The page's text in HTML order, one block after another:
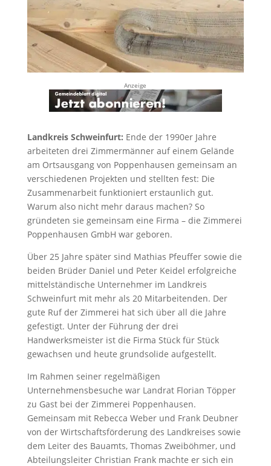
Anzeige
Landkreis Schweinfurt: Ende der 1990er Jahre
arbeiteten drei Zimmermänner auf einem Gelände
am Ortsausgang von Poppenhausen gemeinsam an
verschiedenen Projekten und stellten fest: Die
Zusammenarbeit funktioniert erstaunlich gut.
Warum also nicht mehr daraus machen? So
gründeten sie gemeinsam eine Firma – die Zimmerei
Poppenhausen GmbH war geboren.
Über 25 Jahre später sind Mathias Pfeuffer sowie die
beiden Brüder Daniel und Peter Keidel erfolgreiche
mittelständische Unternehmer im Landkreis
Schweinfurt mit mehr als 20 Mitarbeitenden. Der
gute Ruf der Zimmerei hat sich über all die Jahre
gefestigt. Unter der Führung der drei
Handwerksmeister ist die Firma Stück für Stück
gewachsen und heute grundsolide aufgestellt.
Im Rahmen seiner regelmäßigen
Unternehmensbesuche war Landrat Florian Töpper
zu Gast bei der Zimmerei Poppenhausen.
Gemeinsam mit Rebecca Weber und Frank Deubner
von der Wirtschaftsförderung des Landkreises sowie
dem Leiter des Bauamts, Thomas Zweiböhmer, und
Abteilungsleiter Christian Frank machte er sich ein